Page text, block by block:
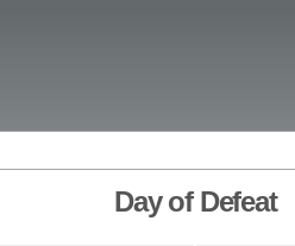
Day of Defeat